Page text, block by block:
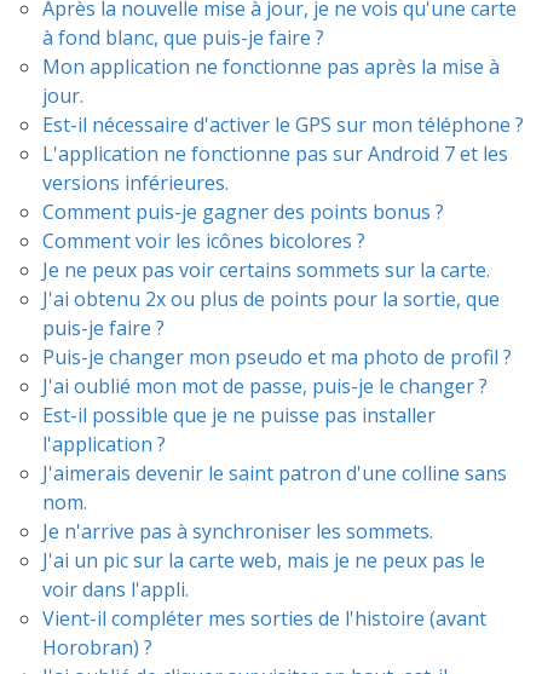
Après la nouvelle mise à jour, je ne vois qu'une carte
à fond blanc, que puis-je faire ?
Mon application ne fonctionne pas après la mise à
jour.
Est-il nécessaire d'activer le GPS sur mon téléphone ?
L'application ne fonctionne pas sur Android 7 et les
versions inférieures.
Comment puis-je gagner des points bonus ?
Comment voir les icônes bicolores ?
Je ne peux pas voir certains sommets sur la carte.
J'ai obtenu 2x ou plus de points pour la sortie, que
puis-je faire ?
Puis-je changer mon pseudo et ma photo de profil ?
J'ai oublié mon mot de passe, puis-je le changer ?
Est-il possible que je ne puisse pas installer
l'application ?
J'aimerais devenir le saint patron d'une colline sans
nom.
Je n'arrive pas à synchroniser les sommets.
J'ai un pic sur la carte web, mais je ne peux pas le
voir dans l'appli.
Vient-il compléter mes sorties de l'histoire (avant
Horobran) ?